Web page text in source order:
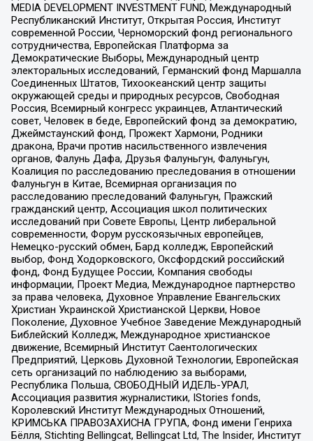
MEDIA DEVELOPMENT INVESTMENT FUND, Международный
Республиканский Институт, Открытая Россия, Институт
современной России, Черноморский фонд регионального
сотрудничества, Европейская Платформа за
Демократические Выборы, Международный центр
электоральных исследований, Германский фонд Маршалла
Соединенных Штатов, Тихоокеанский центр защиты
окружающей среды и природных ресурсов, Свободная
Россия, Всемирный конгресс украинцев, Атлантический
совет, Человек в беде, Европейский фонд за демократию,
Джеймстаунский фонд, Прожект Хармони, Родники
дракона, Врачи против насильственного извлечения
органов, Фалунь Дафа, Друзья Фалуньгун, Фалуньгун,
Коалиция по расследованию преследования в отношении
Фалуньгун в Китае, Всемирная организация по
расследованию преследований Фалуньгун, Пражский
гражданский центр, Ассоциация школ политических
исследований при Совете Европы, Центр либеральной
современности, Форум русскоязычных европейцев,
Немецко-русский обмен, Бард колледж, Европейский
выбор, Фонд Ходорковского, Оксфордский российский
фонд, Фонд Будущее России, Компания свободы
информации, Проект Медиа, Международное партнерство
за права человека, Духовное Управление Евангельских
Христиан Украинской Христианской Церкви, Новое
Поколение, Духовное Учебное Заведение Международный
Библейский Колледж, Международное христианское
движение, Всемирный Институт Саентологических
Предприятий, Церковь Духовной Технологии, Европейская
сеть организаций по наблюдению за выборами,
Республика Польша, СВОБОДНЫЙ ИДЕЛЬ-УРАЛ,
Ассоциация развития журналистики, IStories fonds,
Королевский Институт Международных Отношений,
КРИМСЬКА ПРАВОЗАХИСНА ГРУПА, Фонд имени Генриха
Бёлля, Stichting Bellingcat, Bellingcat Ltd, The Insider, Институт